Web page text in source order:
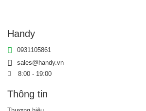
Handy
0931105861
sales@handy.vn
8:00 - 19:00
Thông tin